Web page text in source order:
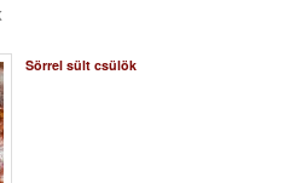
Sörrel sült csülök